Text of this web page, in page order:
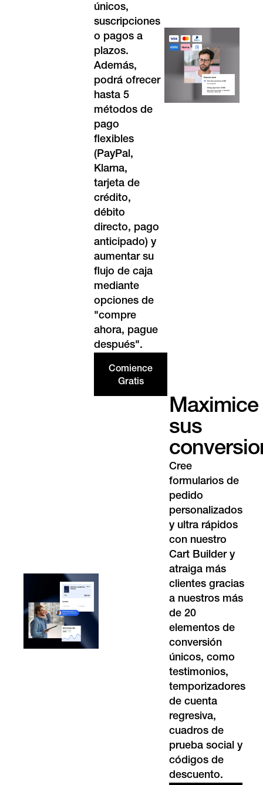
únicos,
suscripciones
o pagos a
plazos.
Además,
podrá ofrecer
hasta 5
métodos de
pago
flexibles
(PayPal,
Klarna,
tarjeta de
crédito,
débito
directo, pago
anticipado) y
aumentar su
flujo de caja
mediante
opciones de
"compre
ahora, pague
después".
Comience
Gratis
Maximice
sus
Cree
formularios de
pedido
personalizados
y ultra rápidos
con nuestro
Cart Builder y
atraiga más
clientes gracias
a nuestros más
de 20
elementos de
conversión
únicos, como
testimonios,
temporizadores
de cuenta
regresiva,
cuadros de
prueba social y
códigos de
descuento.